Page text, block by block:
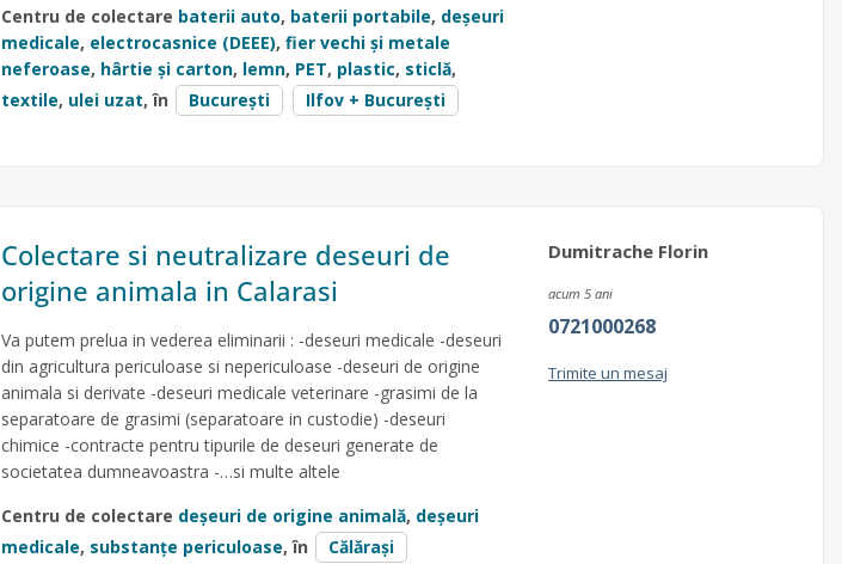
Centru de colectare baterii auto, baterii portabile, deșeuri
medicale, electrocasnice (DEEE), fier vechi și metale
neferoase, hârtie și carton, lemn, PET, plastic, sticlă,
textile, ulei uzat, în București Ilfov + București
Colectare si neutralizare deseuri de
origine animala in Calarasi
Va putem prelua in vederea eliminarii : -deseuri medicale -deseuri
din agricultura periculoase si nepericuloase -deseuri de origine
animala si derivate -deseuri medicale veterinare -grasimi de la
separatoare de grasimi (separatoare in custodie) -deseuri
chimice -contracte pentru tipurile de deseuri generate de
societatea dumneavoastra -…si multe altele
Centru de colectare deșeuri de origine animală, deșeuri
medicale, substanțe periculoase, în Călărași
Dumitrache Florin
acum 5 ani
0721000268
Trimite un mesaj